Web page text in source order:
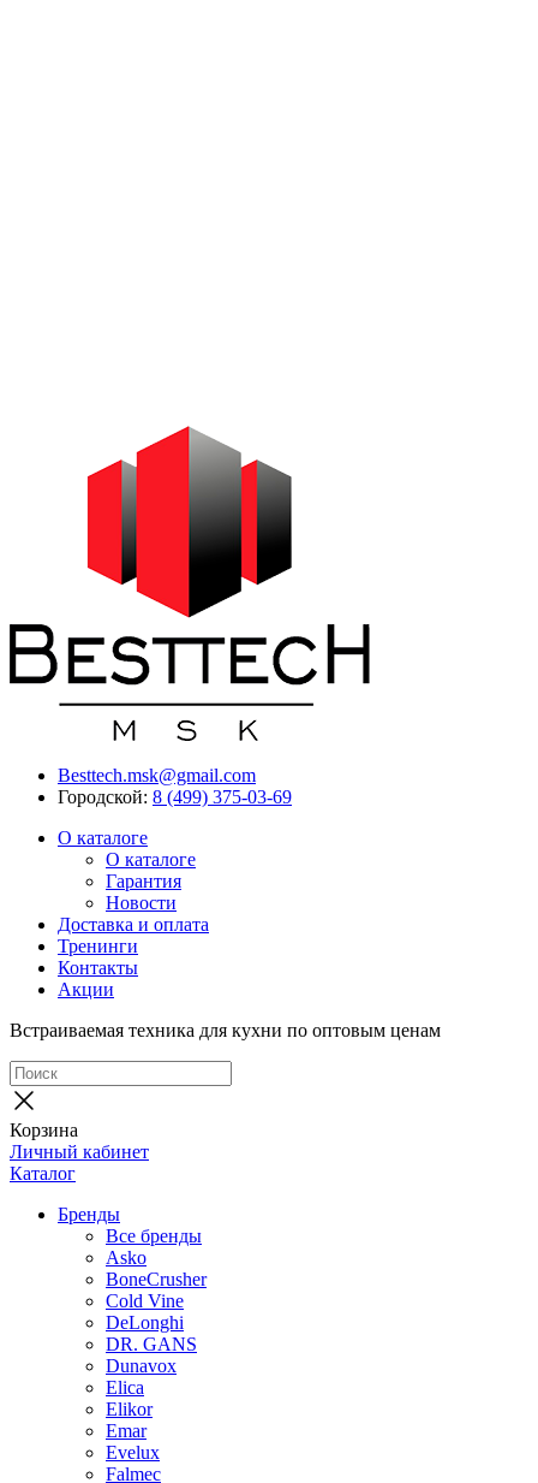
Besttech.msk@gmail.com
Городской: 8 (499) 375-03-69
О каталоге
О каталоге
Гарантия
Новости
Доставка и оплата
Тренинги
Контакты
Акции
Встраиваемая техника для кухни по оптовым ценам
Корзина
Личный кабинет
Каталог
Бренды
Все бренды
Asko
BoneCrusher
Cold Vine
DeLonghi
DR. GANS
Dunavox
Elica
Elikor
Emar
Evelux
Falmec